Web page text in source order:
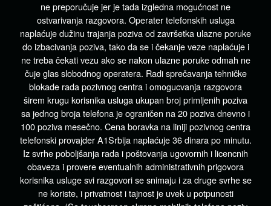
ne preporučuje jer je tada izgledna mogućnost ne
ostvarivanja razgovora. Operater telefonskih usluga
naplaćuje dužinu trajanja poziva od završetka ulazne poruke
do izbacivanja poziva, tako da se i čekanje veze naplaćuje i
ne treba čekati vezu ako se nakon ulazne poruke odmah ne
čuje glas slobodnog operatera. Radi sprečavanja tehničke
blokade rada pozivnog centra i omogucvanja razgovora
širem krugu korisnika usluga ukupan broj primljenih poziva
sa jednog broja telefona je ograničen na 20 poziva dnevno i
100 poziva mesečno. Cena boravka na liniji pozivnog centra
telefonski provajder A1Srbija naplaćuje 36 dinara po minutu.
Iz svrhe poboljšanja rada i poštovanja ugovornih i licencnih
obaveza i provere eventualnih administrativnih prigovora
korisnika usluge svi razgovori se snimaju i za druge svrhe se
ne koriste, i privatnost i tajnost je uvek u potpunosti